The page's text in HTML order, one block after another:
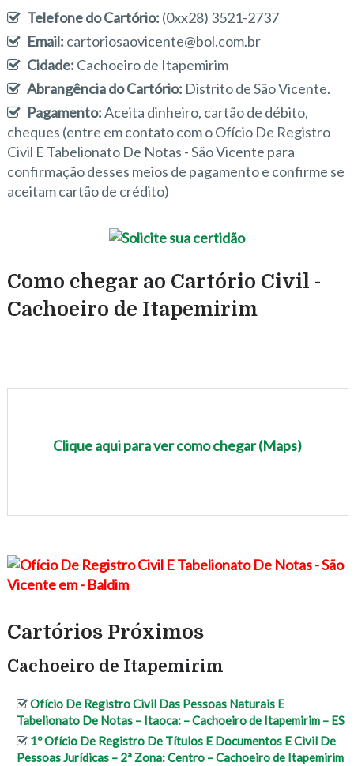
Telefone do Cartório: (0xx28) 3521-2737
Email: cartoriosaovicente@bol.com.br
Cidade: Cachoeiro de Itapemirim
Abrangência do Cartório: Distrito de São Vicente.
Pagamento:Aceita dinheiro, cartão de débito,
cheques (entre em contato com o Ofício De Registro
Civil E Tabelionato De Notas - São Vicente para
confirmação desses meios de pagamento e confirme se
aceitam cartão de crédito)
Como chegar ao Cartório Civil -
Cachoeiro de Itapemirim
Clique aqui para ver como chegar (Maps)
Cartórios Próximos
Cachoeiro de Itapemirim
Ofício De Registro Civil Das Pessoas Naturais E
Tabelionato De Notas – Itaoca: – Cachoeiro de Itapemirim – ES
1º Ofício De Registro De Títulos E Documentos E Civil De
Pessoas Jurídicas – 2ª Zona: Centro – Cachoeiro de Itapemirim